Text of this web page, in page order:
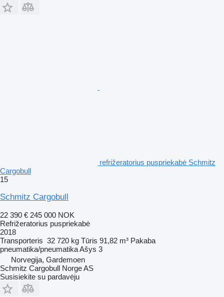
refrižeratorius puspriekabė Schmitz
Cargobull
15
Schmitz Cargobull
22 390 € 245 000 NOK
Refrižeratorius puspriekabė
2018
Transporteris 32 720 kg Tūris 91,82 m³ Pakaba
pneumatika/pneumatikaAšys 3
Norvegija, Gardemoen
Schmitz Cargobull Norge AS
Susisiekite su pardavėju